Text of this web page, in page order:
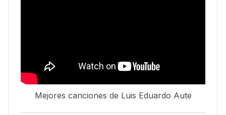
Mejores canciones de Luis Eduardo Aute